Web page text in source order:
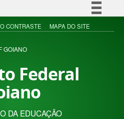
Simplifique!
Acesso à informação
CONTRASTE MAPA DO SITE
GOIANO
Federal
DA EDUCAÇÃO